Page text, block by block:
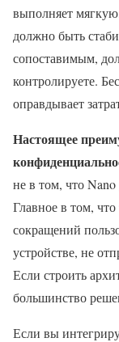
выполняет
должно быть
сопоставимым,
контролируете.
оправдывает
Настоящее
не в том, что
Главное в том,
сокращений
устройстве, не
Если строить
большинство
Если вы